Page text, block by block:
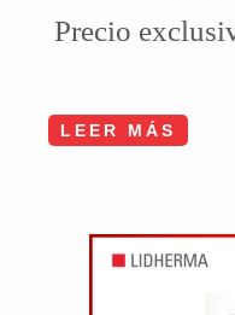
Precio
LEER MÁS